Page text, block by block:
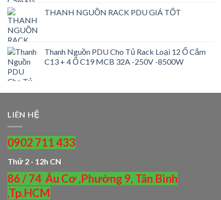
là:
tại
THANH NGUỒN RACK PDU GIÁ TỐT
Thanh Nguồn PDU Cho Tủ Rack Loại 12 Ổ Cắm
C13 + 4 Ổ C19 MCB 32A -250V -8500W
LIÊN HỆ
0902 711 433
Thứ 2 - 12h CN
86 / 74 Âu Cơ ,Phường 9, Tân Bình
,Tp.HCM